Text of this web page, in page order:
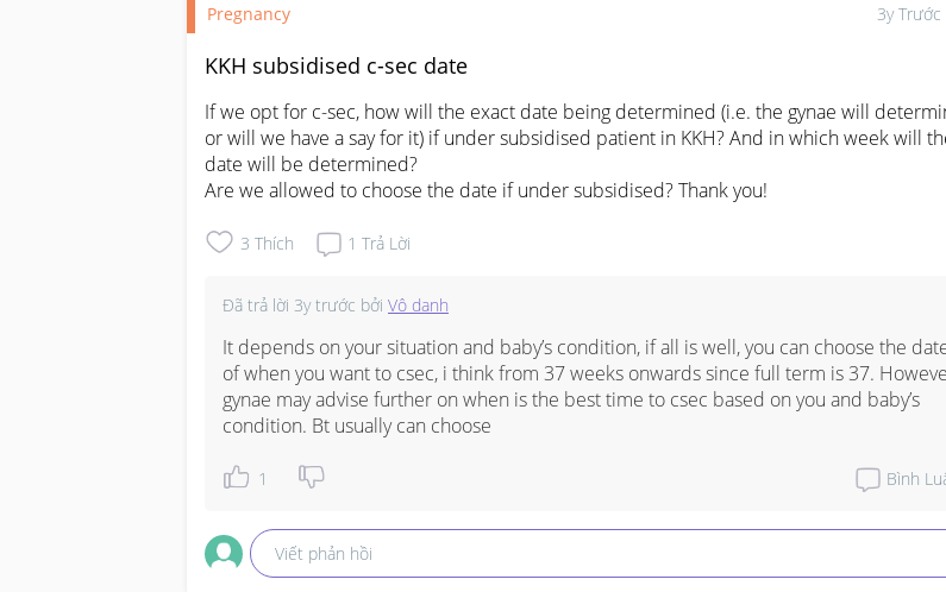
Pregnancy 3y Trước
KKH subsidised c-sec date
If we opt for c-sec, how will the exact date being determined (i.e. the gynae will
or will we have a say for it) if under subsidised patient in KKH? And in which week will
date will be determined?
Are we allowed to choose the date if under subsidised? Thank you!
3 Thích 1 Trả Lời
Đã trả lời 3y trước bởi Vô danh
It depends on your situation and baby’s condition, if all is well, you can choose the
of when you want to csec, i think from 37 weeks onwards since full term is 37.
gynae may advise further on when is the best time to csec based on you and baby’s
condition. Bt usually can choose
1 Bình
Viết phản hồi